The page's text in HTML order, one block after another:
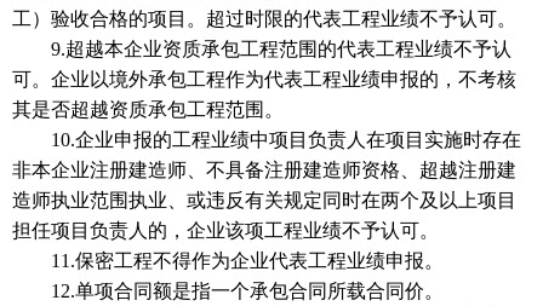
工）验收合格的项目。超过时限的代表工程业绩不予认可。
9.超越本企业资质承包工程范围的代表工程业绩不予认
可。企业以境外承包工程作为代表工程业绩申报的，不考核
其是否超越资质承包工程范围。
10.企业申报的工程业绩中项目负责人在项目实施时存在
非本企业注册建造师、不具备注册建造师资格、超越注册建
造师执业范围执业、或违反有关规定同时在两个及以上项目
担任项目负责人的，企业该项工程业绩不予认可。
11.保密工程不得作为企业代表工程业绩申报。
12.单项合同额是指一个承包合同所载合同价。